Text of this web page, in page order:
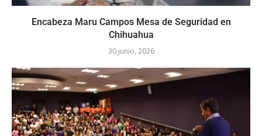
Encabeza Maru Campos Mesa de Seguridad en
Chihuahua
30 junio, 2026